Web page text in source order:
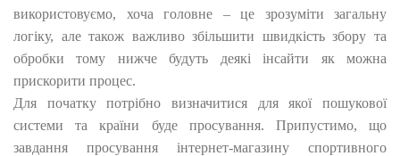
використовуємо, хоча головне – це зрозуміти загальну
логіку, але також важливо збільшити швидкість збору та
обробки тому нижче будуть деякі інсайти як можна
прискорити процес.
Для початку потрібно визначитися для якої пошукової
системи та країни буде просування. Припустимо, що
завдання просування інтернет-магазину спортивного